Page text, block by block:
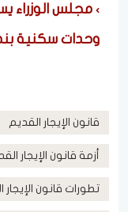
مجلس الوزراء
وحدات سكنية
قانون الإيجار القديم
أزمة قانون الإيجار
تطورات قانون الإيجار